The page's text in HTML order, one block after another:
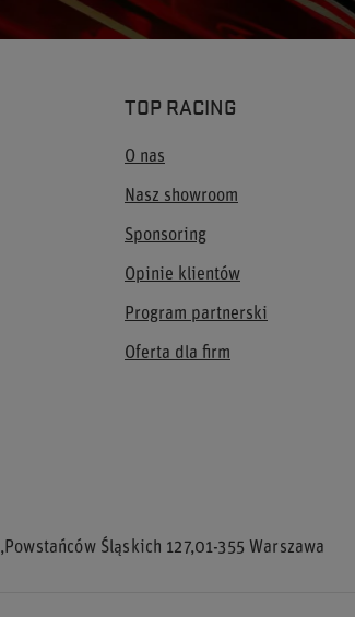
TOP RACING
O nas
Nasz showroom
Sponsoring
Opinie klientów
Program partnerski
Oferta dla firm
,Powstańców Śląskich 127,01-355Warszawa